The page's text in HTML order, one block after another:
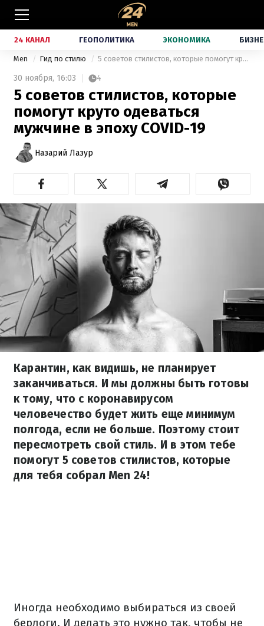
24 КАНАЛ ГЕОПОЛИТИКА ЭКОНОМИКА
Men Гид по стилю 5 советов стилистов, которые помогут круто одеваться мужчине в эпоху COVID-19
30 ноября, 16:03 4
5 советов стилистов, которые
помогут круто одеваться
мужчине в эпоху COVID-19
Назарий Лазур
Карантин, как видишь, не планирует
заканчиваться. И мы должны быть готовы
к тому, что с коронавирусом
человечество будет жить еще минимум
полгода, если не больше. Поэтому стоит
пересмотреть свой стиль. И в этом тебе
помогут 5 советов стилистов, которые
для тебя собрал Men 24!
Иногда необходимо выбираться из своей
берлоги. И делать это нужно так, чтобы не